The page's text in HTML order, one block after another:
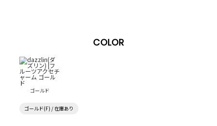
COLOR
ゴールド
ゴールド(F) / 在庫あり